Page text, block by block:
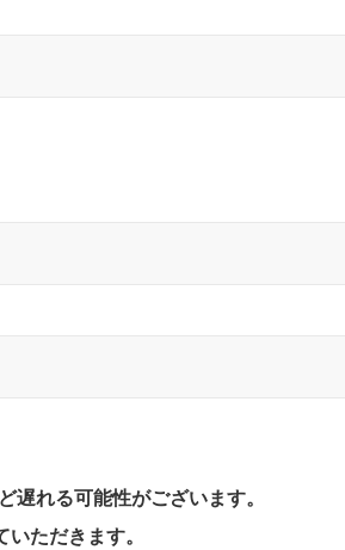
遅れる可能性がございます。
ただきます。